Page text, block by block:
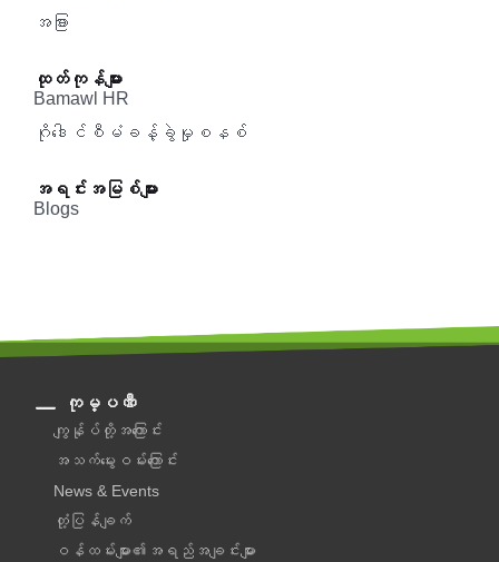
အခြား
ထုတ်ကုန်များ
Bamawl HR
ဂိုဒေါင်စီမံခန့်ခွဲမှုစနစ်
အရင်းအမြစ်များ
Blogs
ကုမ္ပဏီ
ကျွန်ုပ်တို့အကြောင်း
အသက်မွေးဝမ်းကြောင်း
News & Events
တုံ့ပြန်ချက်
ဝန်ထမ်းများ၏အရည်အချင်းများ